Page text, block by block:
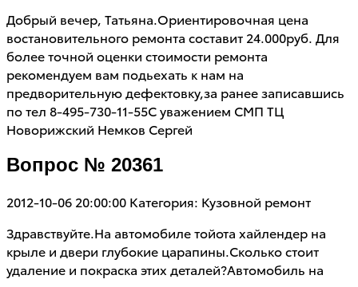
Добрый вечер, Татьяна.Ориентировочная цена
востановительного ремонта составит 24.000руб. Для
более точной оценки стоимости ремонта
рекомендуем вам подьехать к нам на
предворительную дефектовку,за ранее записавшись
по тел 8-495-730-11-55С уважением СМП ТЦ
Новорижский Немков Сергей
Вопрос № 20361
2012-10-06 20:00:00 Категория: Кузовной ремонт
Здравствуйте.На автомобиле тойота хайлендер на
крыле и двери глубокие царапины.Сколько стоит
удаление и покраска этих деталей?Автомобиль на